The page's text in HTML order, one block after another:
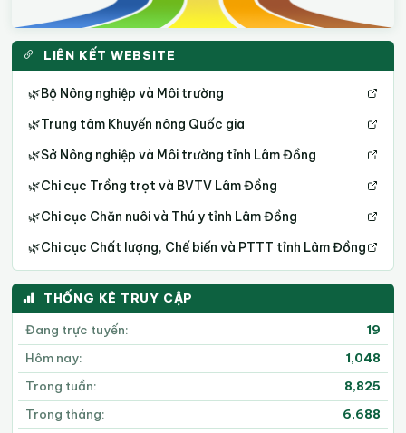
LIÊN KẾT WEBSITE
🌿Bộ Nông nghiệp và Môi trường
🌿Trung tâm Khuyến nông Quốc gia
🌿Sở Nông nghiệp và Môi trường tỉnh Lâm Đồng
🌿Chi cục Trồng trọt và BVTV Lâm Đồng
🌿Chi cục Chăn nuôi và Thú y tỉnh Lâm Đồng
🌿Chi cục Chất lượng, Chế biến và PTTT tỉnh Lâm Đồng
THỐNG KÊ TRUY CẬP
Đang trực tuyến:
19
Hôm nay:
1,048
Trong tuần:
8,825
Trong tháng:
6,688